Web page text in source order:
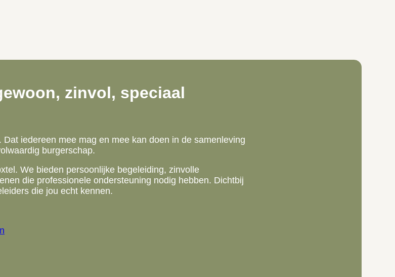
zinvol, speciaal
iedereen mee mag en mee kan doen in de samenleving
burgerschap.
We bieden persoonlijke begeleiding, zinvolle
die professionele ondersteuning nodig hebben. Dichtbij
die jou echt kennen.